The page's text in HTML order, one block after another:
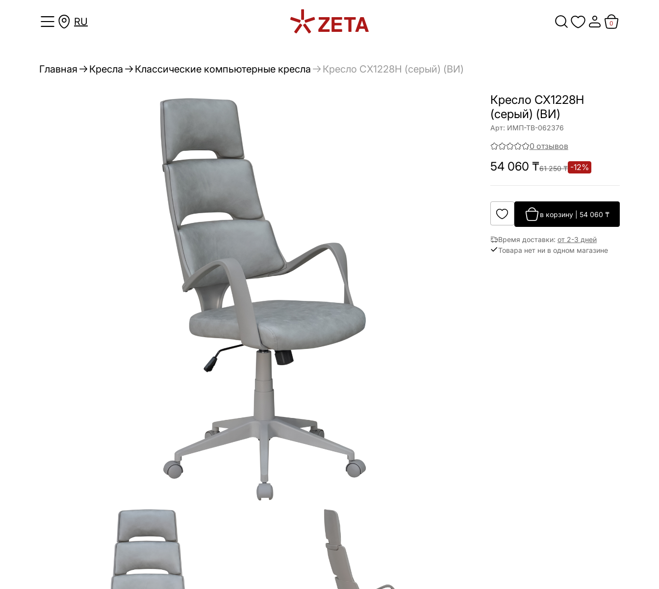
RU 0
Главная Кресла Классические компьютерные кресла Кресло CX1228H (серый) (ВИ)
Кресло CX1228H
(серый) (ВИ)
Арт: ИМП-ТВ-062376
0 отзывов
54 060 ₸61 250₸ -12%
в корзину 54 060 ₸
Время доставки: от 2-3 дней
Товара нет ни в одном магазине